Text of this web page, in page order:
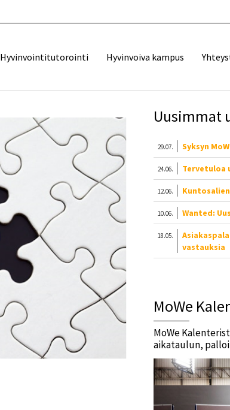
Hyvinvointitutorointi Hyvinvoiva kampus
Uusimmat
29.07. Syksyn
24.06. Tervetuloa
12.06.
10.06. Wanted:
18.05.
vastauksia
MoWe
MoWe
aikataulun,